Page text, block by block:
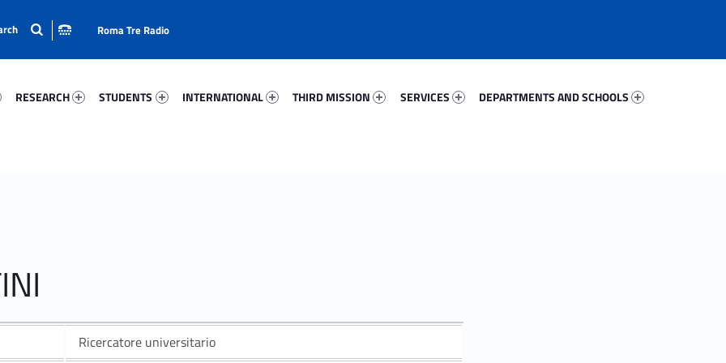
RESEARCH
STUDENTS
INTERNATIONAL
THIRD MISSION
SERVICES
DEPARTMENTS AND SCHOOLS
Roma Tre Radio
Ricercatore universitario